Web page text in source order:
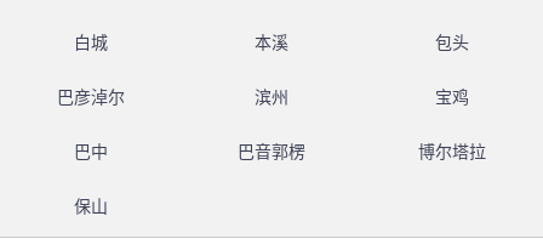
白城 本溪 包头
巴彦淖尔 滨州 宝鸡
巴中 巴音郭楞 博尔塔拉
保山